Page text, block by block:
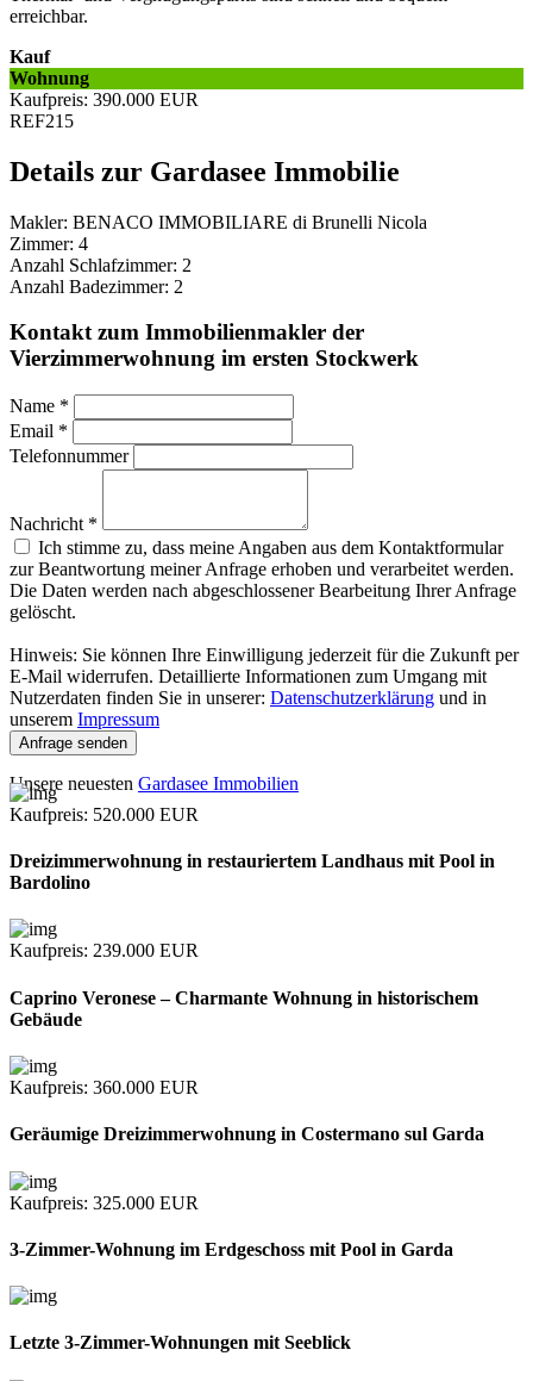
erreichbar.
Kauf
Wohnung
Kaufpreis: 390.000 EUR
REF215
Details zur Gardasee Immobilie
Makler: BENACO IMMOBILIARE di Brunelli Nicola
Zimmer: 4
Anzahl Schlafzimmer: 2
Anzahl Badezimmer: 2
Kontakt zum Immobilienmakler der
Vierzimmerwohnung im ersten Stockwerk
Name *
Email *
Telefonnummer
Nachricht *
Ich stimme zu, dass meine Angaben aus dem Kontaktformular
zur Beantwortung meiner Anfrage erhoben und verarbeitet werden.
Die Daten werden nach abgeschlossener Bearbeitung Ihrer Anfrage
gelöscht.
Hinweis: Sie können Ihre Einwilligung jederzeit für die Zukunft per
E-Mail widerrufen. Detaillierte Informationen zum Umgang mit
Nutzerdaten finden Sie in unserer: Datenschutzerklärung und in
unserem Impressum
Anfrage senden
Unsere neuesten Gardasee Immobilien
Kaufpreis: 520.000 EUR
Dreizimmerwohnung in restauriertem Landhaus mit Pool in
Bardolino
Kaufpreis: 239.000 EUR
Caprino Veronese – Charmante Wohnung in historischem
Gebäude
Kaufpreis: 360.000 EUR
Geräumige Dreizimmerwohnung in Costermano sul Garda
Kaufpreis: 325.000 EUR
3-Zimmer-Wohnung im Erdgeschoss mit Pool in Garda
Letzte 3-Zimmer-Wohnungen mit Seeblick